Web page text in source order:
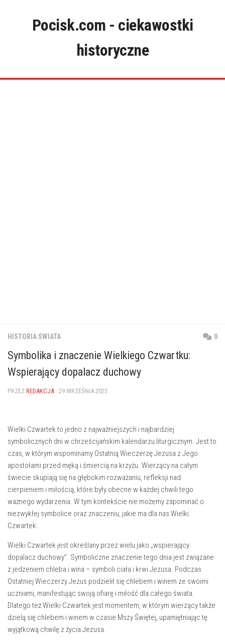
Pocisk.com - ciekawostki
historyczne
HISTORIA ŚWIATA 0
Symbolika i znaczenie Wielkiego Czwartku:
Wspierający dopalacz duchowy
PRZEZ REDAKCJA · 29 WRZEŚNIA 2023
Wielki Czwartek to jedno ⁣z najważniejszych i najbardziej
symbolicznych dni‌ w chrześcijańskim kalendarzu liturgicznym. Jest​ to
czas,⁢ w ‍którym wspominamy Ostatnią Wieczerzę⁢ Jezusa z Jego
apostołami przed męką ⁣i śmiercią na krzyżu. Wierzący ⁢na całym
świecie skupiają się na głębokim rozważaniu, refleksji nad
cierpieniem i⁤ miłością, które​ były obecne w⁤ każdej chwili tego
ważnego wydarzenia. W tym kontekście nie możemy zapominać o
niezwykłej symbolice ⁣oraz ⁣znaczeniu, jakie ma dla nas Wielki
Czwartek.
Wielki ​Czwartek jest określany ‌przez wielu jako „wspierający ​
dopalacz⁤ duchowy”. Symboliczne znaczenie ‍tego ⁢dnia jest związane
⁢z jedzeniem chleba i‌ wina – ​symboli ciała i‍ krwi Jezusa. Podczas
Ostatniej Wieczerzy ‌Jezus podzielił się‍ chlebem i winem ze swoimi
uczniami, manifestując swoją ofiarę i miłość​ dla całego świata.
Dlatego też⁢ Wielki Czwartek jest momentem, ‍w którym wierzący także
dzielą się chlebem ‍i winem ⁢w czasie Mszy Świętej, upamiętniając⁣ tę
wyjątkową chwilę z‌ życia Jezusa.